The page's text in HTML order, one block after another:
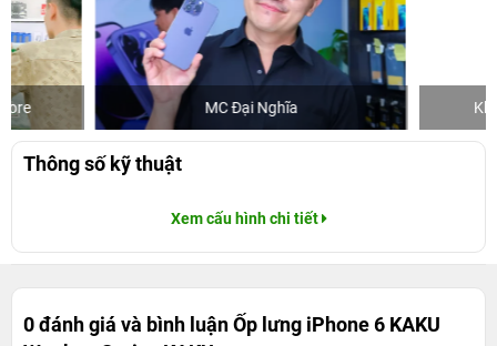
MC Đại Nghĩa Khách mua
Thông số kỹ thuật
Xem cấu hình chi tiết
0 đánh giá và bình luậnỐp lưng iPhone 6 KAKU